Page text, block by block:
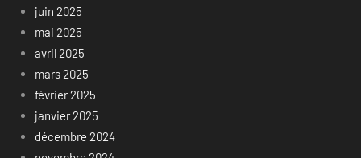
juin 2025
mai 2025
avril 2025
mars 2025
février 2025
janvier 2025
décembre 2024